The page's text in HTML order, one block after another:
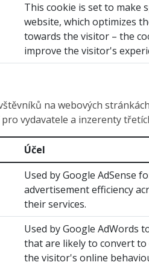
This cookie is set to make
website, which optimizes
towards the visitor – the
improve the visitor's
na webových
vydavatele a inzerenty
Účel
Used by Google AdSense
advertisement efficiency
their services.
Used by Google AdWords
that are likely to convert to
the visitor's online